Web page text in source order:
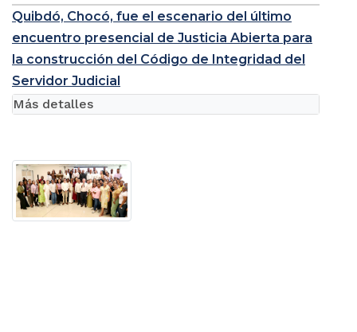
Quibdó, Chocó, fue el escenario del último
encuentro presencial de Justicia Abierta para
la construcción del Código de Integridad del
Servidor Judicial
Más detalles